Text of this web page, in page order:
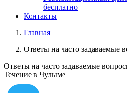
бесплатно
Контакты
Главная
Ответы на часто задаваемые
Ответы на часто задаваемые
Течение в Чулыме